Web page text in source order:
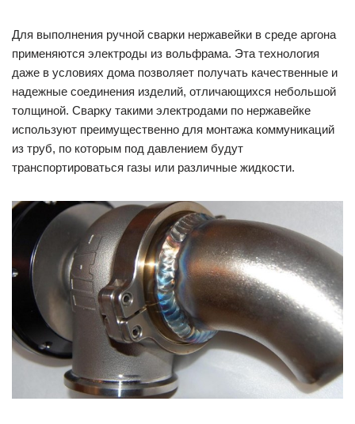
Для выполнения ручной сварки нержавейки в среде аргона
применяются электроды из вольфрама. Эта технология
даже в условиях дома позволяет получать качественные и
надежные соединения изделий, отличающихся небольшой
толщиной. Сварку такими электродами по нержавейке
используют преимущественно для монтажа коммуникаций
из труб, по которым под давлением будут
транспортироваться газы или различные жидкости.